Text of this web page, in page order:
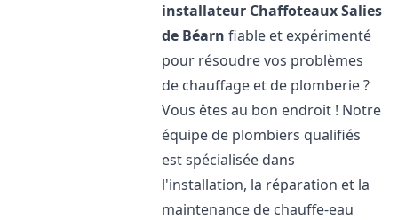
installateur ChaffoteauxSalies
de Béarn fiable et expérimenté
pour résoudre vos problèmes
de chauffage et de plomberie ?
Vous êtes au bon endroit ! Notre
équipe de plombiers qualifiés
est spécialisée dans
l'installation, la réparation et la
maintenance de chauffe-eau